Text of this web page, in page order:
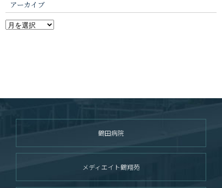
アーカイブ
鶴田病院
メディエイト鶴翔苑